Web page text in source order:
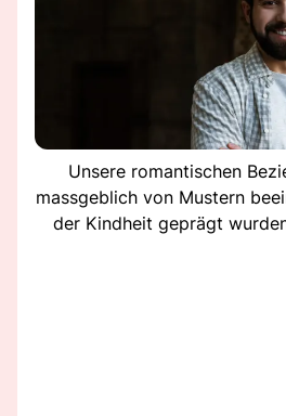
Unsere romantischen
massgeblich von Mustern
der Kindheit geprägt